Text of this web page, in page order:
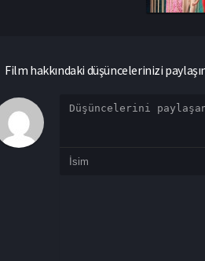
Film hakkındaki düşüncelerinizi